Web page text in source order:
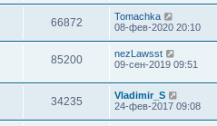
66872
Tomachka
08-фев-2020 20:10
85200
nezLawsst
09-сен-2019 09:51
34235
Vladimir_S
24-фев-2017 09:08